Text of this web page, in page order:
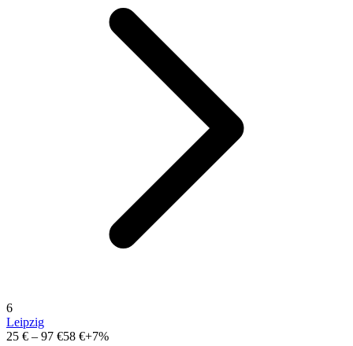
6
Leipzig
25 € – 97 €58 €+7%